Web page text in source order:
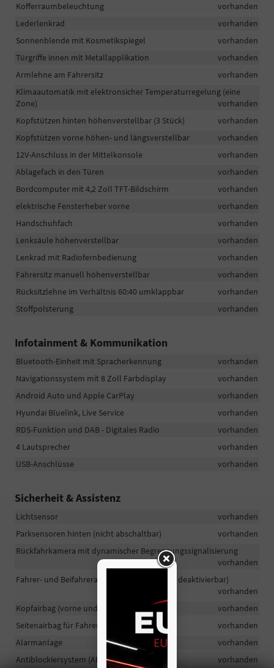
Kofferraumbeleuchtung
vorhanden
Lederlenkrad
vorhanden
Sonnenblende mit Kosmetikspiegel
vorhanden
Türgriffe innen mit Metallapplikation
vorhanden
Armlehne am Fahrersitz
vorhanden
Klimaautomatik mit elektronsicher Temperaturregelung (eine
Zone)
vorhanden
Kopfstützen hinten höhenverstellbar (3 Stück)
vorhanden
Kopfstützen vorne höhen- und längsverstellbar
vorhanden
12V-Anschluss in der Mittelkonsole
vorhanden
Ablagefach in den Türen
vorhanden
Bordcomputer mit 4,2 Zoll TFT-Bildschirm
vorhanden
elektrische Fensterheber vorne
vorhanden
Handschuhfach
vorhanden
Lenksäule höhenverstellbar
vorhanden
Lenkrad mit Radiofernbedienung
vorhanden
Fahrersitz manuell höhenverstellbar
vorhanden
Rücksitzlehne im Verhältnis 60:40 umklappbar
vorhanden
Stoffpolsterung
vorhanden
Infotainment & Kommunikation
Bluetooth-Einheit mit Spracherkennung
vorhanden
Navigationssystem mit 8 Zoll Farbdisplay
vorhanden
Android Auto und Apple CarPlay
vorhanden
Hyundai Bluelink, Live Service
vorhanden
RDS-Funktion und DAB - Digitales Radio
vorhanden
4 Lautsprecher
vorhanden
USB-Anschlüsse
vorhanden
Sicherheit & Assistenz
Lichtsensor
vorhanden
Parksensoren hinten (nicht abschaltbar)
vorhanden
Rückfahrkamera mit dynamischer Begrenzungssignalisierung
vorhanden
Fahrer- und Beifahrerairbag (Beifahrerairbag deaktivierbar)
vorhanden
Kopfairbag (vorne und hinten)
vorhanden
Seitenairbag für Fahrer und Beifahrer
vorhanden
Alarmanlage
vorhanden
Antiblockiersystem (ABS)
vorhanden